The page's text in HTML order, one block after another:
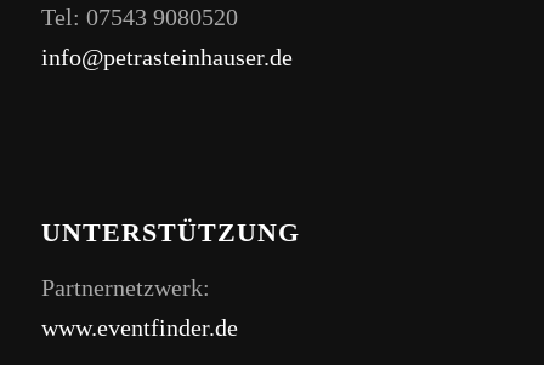
Tel: 07543 9080520
info@petrasteinhauser.de
UNTERSTÜTZUNG
Partnernetzwerk:
www.eventfinder.de